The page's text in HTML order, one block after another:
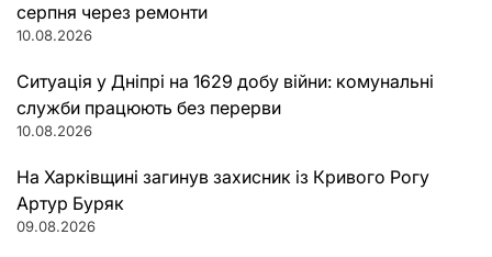
серпня через ремонти
10.08.2026
Ситуація у Дніпрі на 1629 добу війни: комунальні
служби працюють без перерви
10.08.2026
На Харківщині загинув захисник із Кривого Рогу
Артур Буряк
09.08.2026